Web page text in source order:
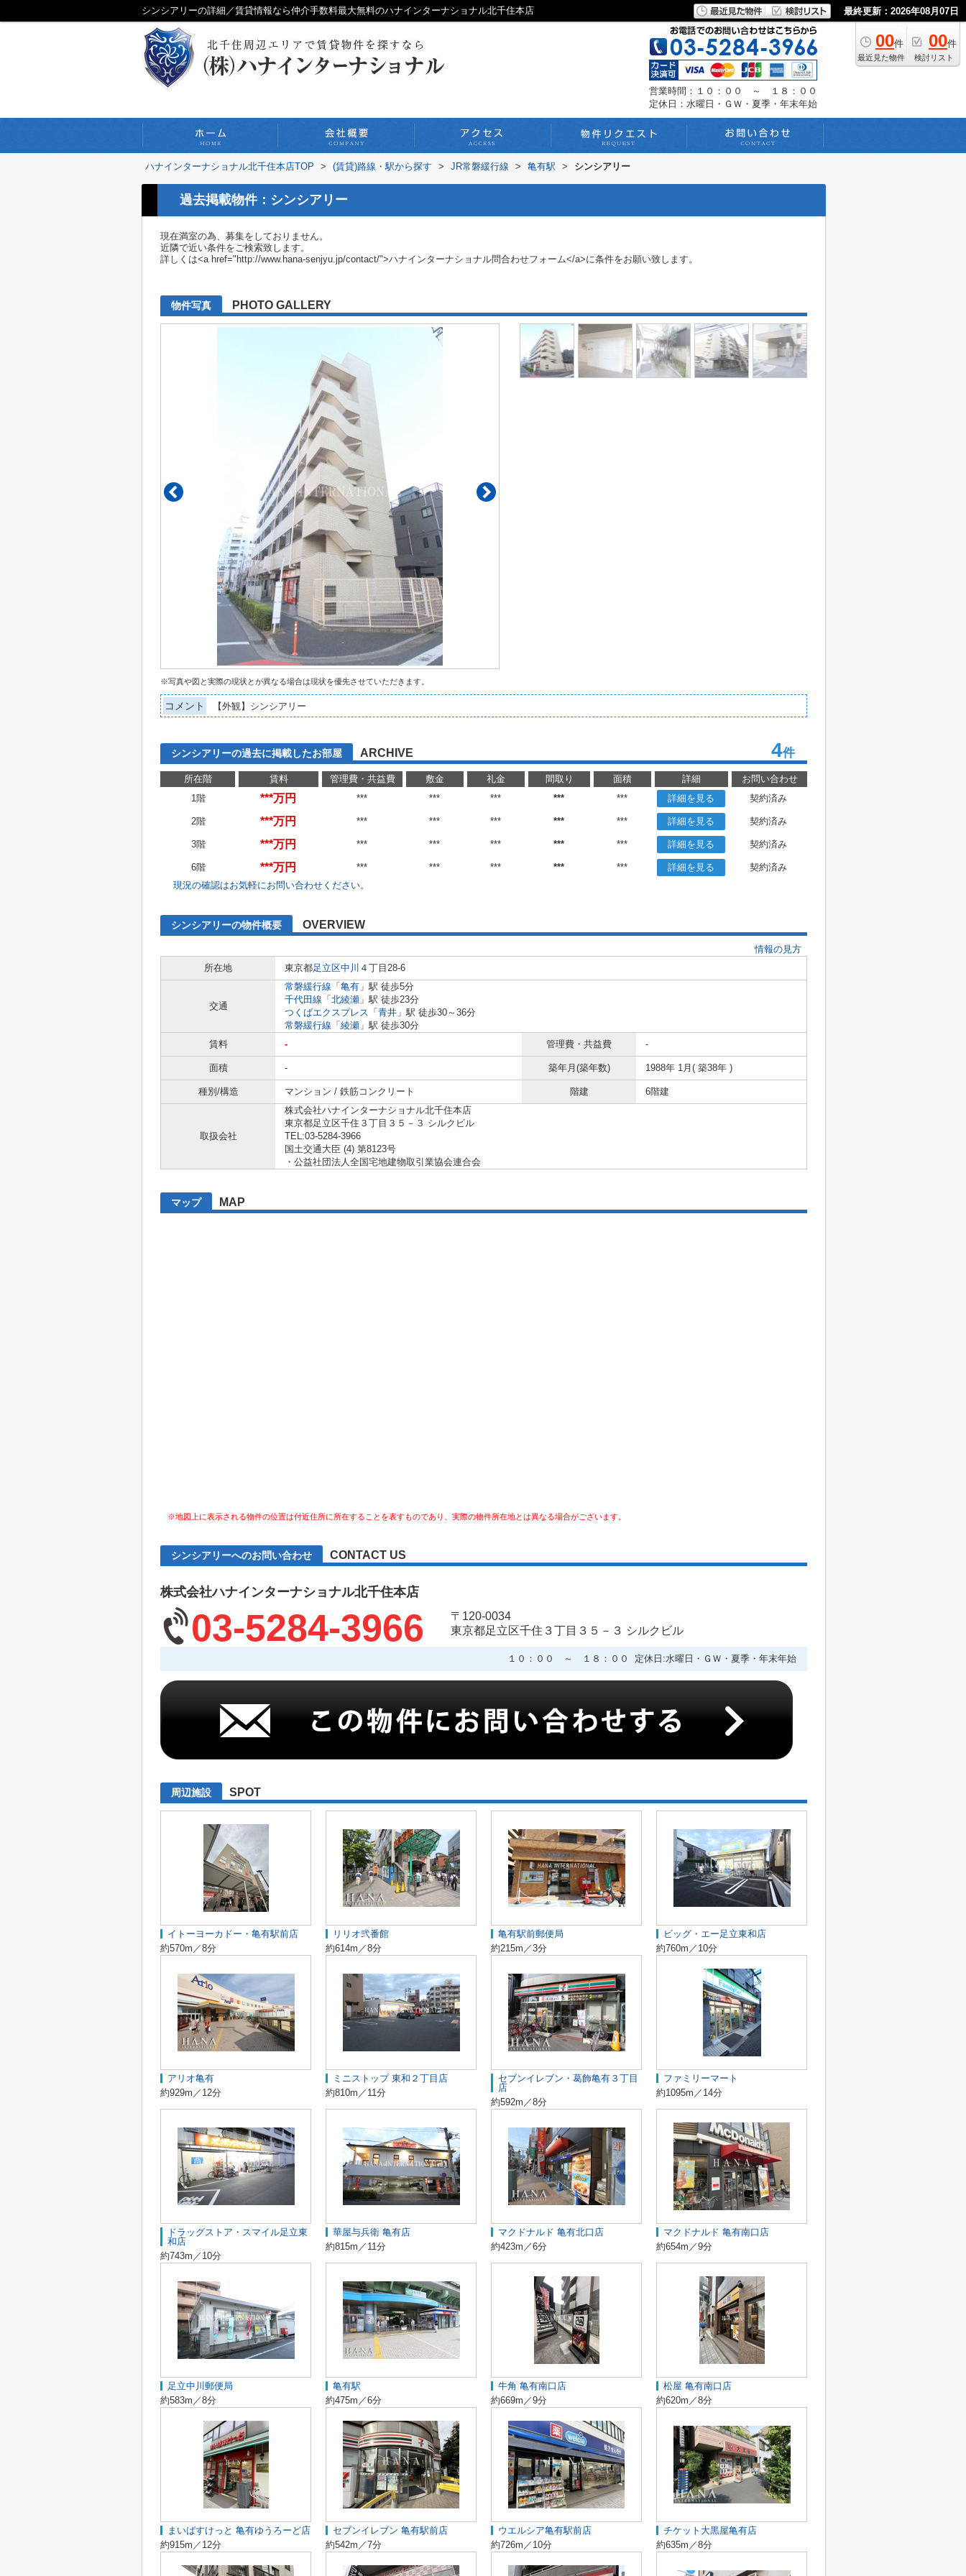
シンシアリーの詳細／賃貸情報なら仲介手数料最大無料のハナインターナショナル北千住本店 最終更新：2026年08月07日
00件
最近見た物件
00件
検討リスト
営業時間：１０：００ ～ １８：００
定休日：水曜日・ＧＷ・夏季・年末年始
ハナインターナショナル北千住本店TOP > (賃貸)路線・駅から探す > JR常磐緩行線 > 亀有駅 > シンシアリー
過去掲載物件：シンシアリー
現在満室の為、募集をしておりません。
近隣で近い条件をご検索致します。
詳しくは<a href="http://www.hana-senjyu.jp/contact/">ハナインターナショナル問合わせフォーム</a>に条件をお願い致します。
物件写真 PHOTO GALLERY
※写真や図と実際の現状とが異なる場合は現状を優先させていただきます。
コメント 【外観】シンシアリー
シンシアリーの過去に掲載したお部屋 ARCHIVE 4件
所在階 賃料 管理費・共益費 敷金 礼金 間取り 面積 詳細
お問い合わせ
1階
***万円 *** *** *** *** *** 詳細を見る 契約済み
2階 ***万円 *** *** *** *** *** 詳細を見る 契約済み
3階 ***万円 *** *** *** *** *** 詳細を見る 契約済み
6階 ***万円 *** *** *** *** *** 詳細を見る
契約済み
現況の確認はお気軽にお問い合わせください。
シンシアリーの物件概要 OVERVIEW
情報の見方
所在地
東京都足立区中川 ４丁目28-6
交通
常磐緩行線 「 亀有 」駅 徒歩5分
千代田線 「 北綾瀬 」駅 徒歩23分
つくばエクスプレス 「 青井 」駅 徒歩30～36分
常磐緩行線 「 綾瀬 」駅 徒歩30分
賃料
- 管理費・共益費 -
面積 - 築年月(築年数) 1988年 1月( 築38年 )
種別/構造 マンション / 鉄筋コンクリート 階建 6階建
取扱会社
株式会社ハナインターナショナル北千住本店
東京都足立区千住３丁目３５－３ シルクビル
TEL:03-5284-3966
国土交通大臣 (4) 第8123号
・公益社団法人全国宅地建物取引業協会連合会
マップ MAP
※地図上に表示される物件の位置は付近住所に所在することを表すものであり、実際の物件所在地とは異なる場合がございます。
シンシアリーへのお問い合わせ CONTACT US
株式会社ハナインターナショナル北千住本店
03-5284-3966
〒120-0034
東京都足立区千住３丁目３５－３ シルクビル
１０：００ ～ １８：００ 定休日:水曜日・ＧＷ・夏季・年末年始
周辺施設 SPOT
イトーヨーカドー・亀有駅前店
約570m／8分
リリオ弐番館
約614m／8分
亀有駅前郵便局
約215m／3分
ビッグ・エー足立東和店
約760m／10分
アリオ亀有
約929m／12分
ミニストップ 東和２丁目店
約810m／11分
セブンイレブン・葛飾亀有３丁目
店
約592m／8分
ファミリーマート
約1095m／14分
ドラッグストア・スマイル足立東
和店
約743m／10分
華屋与兵衛 亀有店
約815m／11分
マクドナルド 亀有北口店
約423m／6分
マクドナルド 亀有南口店
約654m／9分
足立中川郵便局
約583m／8分
亀有駅
約475m／6分
牛角 亀有南口店
約669m／9分
松屋 亀有南口店
約620m／8分
まいばすけっと 亀有ゆうろーど店
約915m／12分
セブンイレブン 亀有駅前店
約542m／7分
ウエルシア亀有駅前店
約726m／10分
チケット大黒屋亀有店
約635m／8分